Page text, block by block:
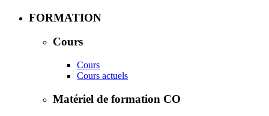
FORMATION
Cours
Cours
Cours actuels
Matériel de formation CO